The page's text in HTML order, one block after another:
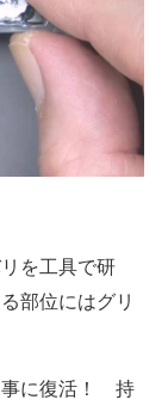
を工具で研
部位にはグリ
事に復活！ 持